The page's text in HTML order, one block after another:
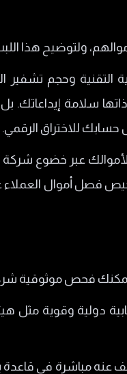
ولتوضيح هذا
التقنية وحجم تشفير
سلامة إيداعاتك.
للاختراق الرقمي.
لأموالك عبر خضوع
فصل أموال
فحص موثوقية شركة
مباشرة في قاعدة